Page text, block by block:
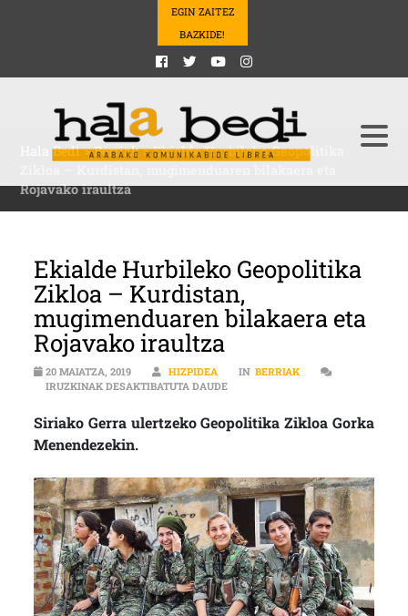
EGIN ZAITEZ
BAZKIDE!
Hala Bedi>Berriak>Ekialde Hurbileko Geopolitika
Rojavako iraultza
Ekialde Hurbileko Geopolitika
Zikloa – Kurdistan,
mugimenduaren bilakaera eta
Rojavako iraultza
20 MAIATZA, 2019 HIZPIDEA IN BERRIAK
IRUZKINAK DESAKTIBATUTA DAUDEEKIALDE HURBILEKO
Siriako Gerra ulertzeko Geopolitika Zikloa Gorka
Menendezekin.